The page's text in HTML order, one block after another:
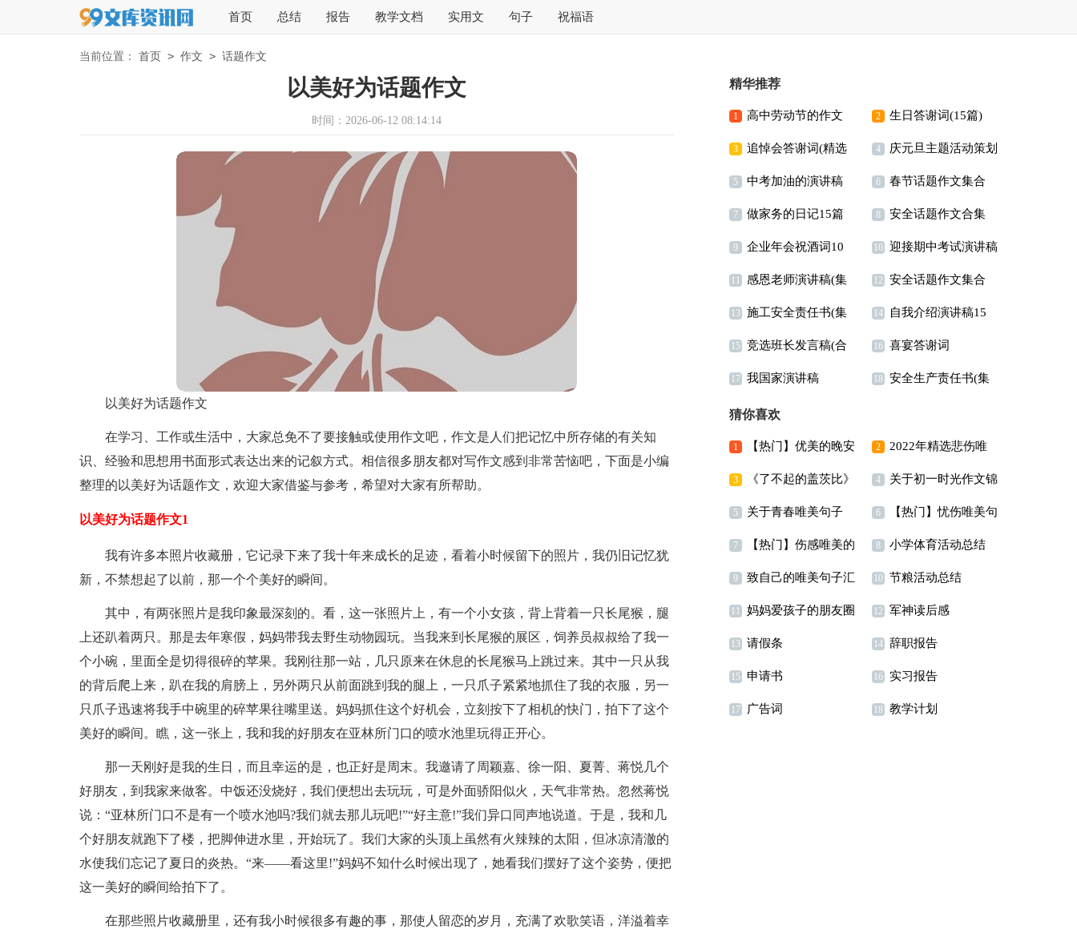
首页 总结 报告 教学文档 实用文 句子 祝福语
当前位置： 首页 > 作文 > 话题作文
以美好为话题作文
时间：2026-06-12 08:14:14
以美好为话题作文
在学习、工作或生活中，大家总免不了要接触或使用作文吧，作文是人们把记忆中所存储的有关知
识、经验和思想用书面形式表达出来的记叙方式。相信很多朋友都对写作文感到非常苦恼吧，下面是小编
整理的以美好为话题作文，欢迎大家借鉴与参考，希望对大家有所帮助。
以美好为话题作文1
我有许多本照片收藏册，它记录下来了我十年来成长的足迹，看着小时候留下的照片，我仍旧记忆犹
新，不禁想起了以前，那一个个美好的瞬间。
其中，有两张照片是我印象最深刻的。看，这一张照片上，有一个小女孩，背上背着一只长尾猴，腿
上还趴着两只。那是去年寒假，妈妈带我去野生动物园玩。当我来到长尾猴的展区，饲养员叔叔给了我一
个小碗，里面全是切得很碎的苹果。我刚往那一站，几只原来在休息的长尾猴马上跳过来。其中一只从我
的背后爬上来，趴在我的肩膀上，另外两只从前面跳到我的腿上，一只爪子紧紧地抓住了我的衣服，另一
只爪子迅速将我手中碗里的碎苹果往嘴里送。妈妈抓住这个好机会，立刻按下了相机的快门，拍下了这个
美好的瞬间。瞧，这一张上，我和我的好朋友在亚林所门口的喷水池里玩得正开心。
那一天刚好是我的生日，而且幸运的是，也正好是周末。我邀请了周颖嘉、徐一阳、夏菁、蒋悦几个
好朋友，到我家来做客。中饭还没烧好，我们便想出去玩玩，可是外面骄阳似火，天气非常热。忽然蒋悦
说：“亚林所门口不是有一个喷水池吗?我们就去那儿玩吧!”“好主意!”我们异口同声地说道。于是，我和几
个好朋友就跑下了楼，把脚伸进水里，开始玩了。我们大家的头顶上虽然有火辣辣的太阳，但冰凉清澈的
水使我们忘记了夏日的炎热。“来——看这里!”妈妈不知什么时候出现了，她看我们摆好了这个姿势，便把
这一美好的瞬间给拍下了。
在那些照片收藏册里，还有我小时候很多有趣的事，那使人留恋的岁月，充满了欢歌笑语，洋溢着幸
精华推荐
1 高中劳动节的作文 2 生日答谢词(15篇)
3 追悼会答谢词(精选
15篇)
4 庆元旦主题活动策划
5 中考加油的演讲稿 6 春节话题作文集合
15篇
7 做家务的日记15篇 8 安全话题作文合集
15篇
9 企业年会祝酒词10
篇
10 迎接期中考试演讲稿
11 感恩老师演讲稿(集
锦15篇)
12 安全话题作文集合
15篇
13 施工安全责任书(集
合15篇)
14 自我介绍演讲稿15
篇
15 竞选班长发言稿(合
集15篇)
16 喜宴答谢词
17 我国家演讲稿 18 安全生产责任书(集
猜你喜欢
1 【热门】优美的晚安
朋友圈问候语69句
2 2022年精选悲伤唯
美句子集锦98条
3 《了不起的盖茨比》
读后感15篇
4 关于初一时光作文锦
集8篇
5 关于青春唯美句子 6 【热门】忧伤唯美句
子锦集78句
7 【热门】伤感唯美的
句子摘录84条
8 小学体育活动总结
9 致自己的唯美句子汇
编15篇
10 节粮活动总结
11 妈妈爱孩子的朋友圈
说说
12 军神读后感
13 请假条 14 辞职报告
15 申请书 16 实习报告
17 广告词 18 教学计划